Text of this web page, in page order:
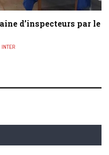
d’inspecteurs par le